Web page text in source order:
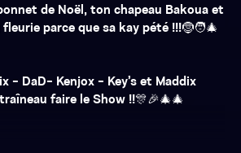
de Noël, ton chapeau Bakoua et
parce que sa kay pété !!!🤶🧑‍🎄
- DaD- Kenjox - Key’s et Maddix
faire le Show !!🎊🎉🎄🎄